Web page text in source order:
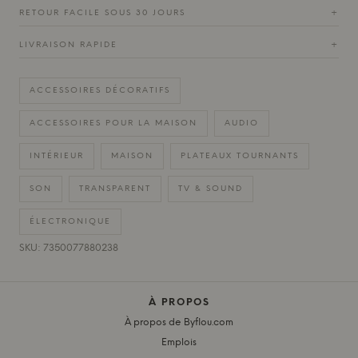
RETOUR FACILE SOUS 30 JOURS +
LIVRAISON RAPIDE +
ACCESSOIRES DÉCORATIFS
ACCESSOIRES POUR LA MAISON AUDIO
INTÉRIEUR MAISON PLATEAUX TOURNANTS
SON TRANSPARENT TV & SOUND
ÉLECTRONIQUE
SKU: 7350077880238
À PROPOS
À propos de Byflou.com
Emplois